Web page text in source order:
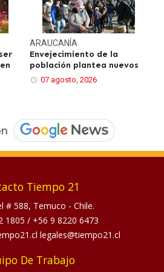
ARAUCANÍA
Envejecimiento de la
población plantea nuevos
07 agosto, 2026
Tiempo 21
# 588, Temuco - Chile.
1805 / +56 9 8220 6473
legales@tiempo21.cl
De Trabajo